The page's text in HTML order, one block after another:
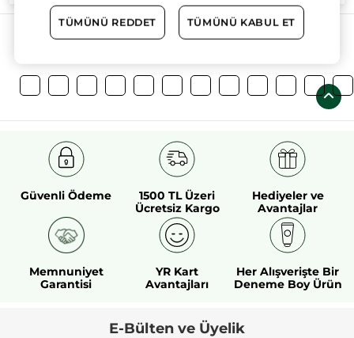
Daha Fazlasını Keşfedin!
Güvenli Ödeme
1500 TL Üzeri
Ücretsiz Kargo
Hediyeler ve
Avantajlar
Memnuniyet
Garantisi
YR Kart
Avantajları
Her Alışverişte Bir
Deneme Boy Ürün
E-Bülten ve Üyelik
TÜMÜNÜ REDDET TÜMÜNÜ KABUL ET